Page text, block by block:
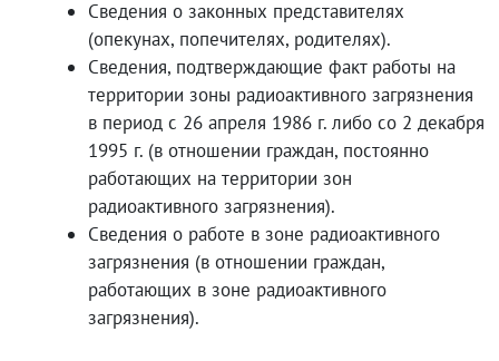
Сведения о законных представителях
(опекунах, попечителях, родителях).
Сведения, подтверждающие факт работы на
территории зоны радиоактивного загрязнения
в период с 26 апреля 1986 г. либо со 2 декабря
1995 г. (в отношении граждан, постоянно
работающих на территории зон
радиоактивного загрязнения).
Сведения о работе в зоне радиоактивного
загрязнения (в отношении граждан,
работающих в зоне радиоактивного
загрязнения).